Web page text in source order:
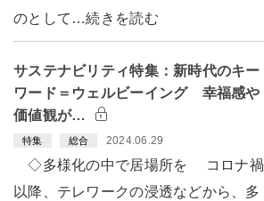
のとして…続きを読む
サステナビリティ特集：新時代のキー
ワード＝ウェルビーイング 幸福感や
価値観が…
特集 総合 2024.06.29
◇多様化の中で居場所を コロナ禍
以降、テレワークの浸透などから、多